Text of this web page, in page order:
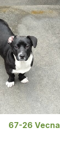
67-26 Vecna